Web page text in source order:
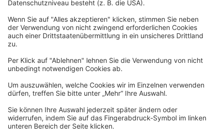
Newsletter
Per E-Mail informieren wir Sie über interessante Angebote.
Zum Newsletter anmelden
vhs Post
Zur vhs Post anmelden
Kontrast